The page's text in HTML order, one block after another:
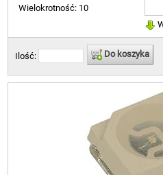
Wielokrotność: 10
Ilość: Do koszyka